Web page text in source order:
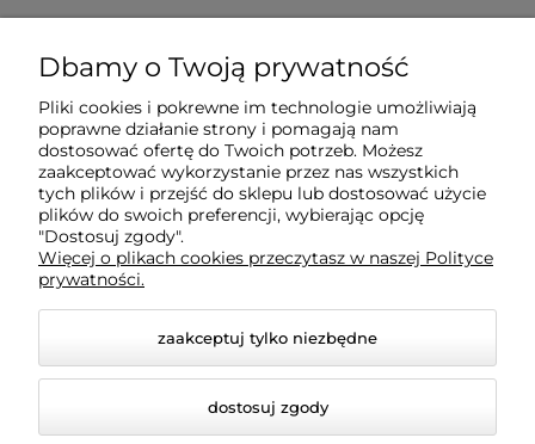
O nas
Obsługa klienta
Pomoc
Moje konto
Dbamy o Twoją prywatność
Pliki cookies i pokrewne im technologie umożliwiają
poprawne działanie strony i pomagają nam
dostosować ofertę do Twoich potrzeb. Możesz
zaakceptować wykorzystanie przez nas wszystkich
tych plików i przejść do sklepu lub dostosować użycie
plików do swoich preferencji, wybierając opcję
"Dostosuj zgody".
Więcej o plikach cookies przeczytasz w naszej Polityce
prywatności.
zaakceptuj tylko niezbędne
dostosuj zgody